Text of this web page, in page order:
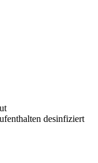
desinfiziert